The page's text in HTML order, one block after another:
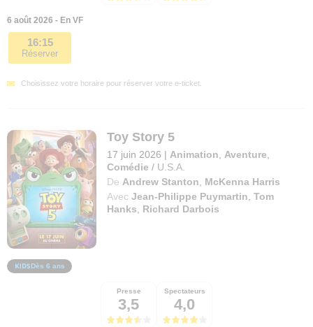
6 août 2026 - En VF
16:15
Réserver
Choisissez votre horaire pour réserver votre e-ticket.
Toy Story 5
17 juin 2026 | Animation Aventure
Comédie / U.S.A.
De Andrew Stanton
McKenna Harris
Avec Jean-Philippe Puymartin ,Tom
Hanks
Richard Darbois
Dès 6 ans
Presse
3,5
Spectateurs
4,0